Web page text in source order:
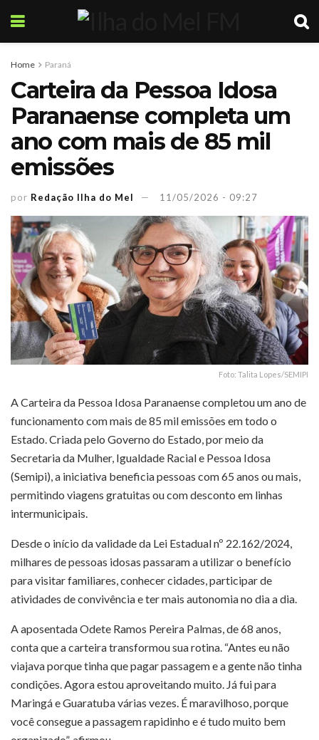
Home Paraná
Carteira da Pessoa Idosa
Paranaense completa um
ano com mais de 85 mil
emissões
por Redação Ilha do Mel 11/05/2026 - 09:27
Foto: Talita Lopes/SEMIPI
A Carteira da Pessoa Idosa Paranaense completou um ano de
funcionamento com mais de 85 mil emissões em todo o
Estado. Criada pelo Governo do Estado, por meio da
Secretaria da Mulher, Igualdade Racial e Pessoa Idosa
(Semipi), a iniciativa beneficia pessoas com 65 anos ou mais,
permitindo viagens gratuitas ou com desconto em linhas
intermunicipais.
Desde o início da validade da Lei Estadual nº 22.162/2024,
milhares de pessoas idosas passaram a utilizar o benefício
para visitar familiares, conhecer cidades, participar de
atividades de convivência e ter mais autonomia no dia a dia.
A aposentada Odete Ramos Pereira Palmas, de 68 anos,
conta que a carteira transformou sua rotina. “Antes eu não
viajava porque tinha que pagar passagem e a gente não tinha
condições. Agora estou aproveitando muito. Já fui para
Maringá e Guaratuba várias vezes. É maravilhoso, porque
você consegue a passagem rapidinho e é tudo muito bem